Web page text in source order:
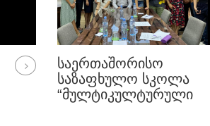
ᲡᲐᲔᲠᲗᲐᲨᲝᲠᲘᲡᲝ
ᲡᲐᲖᲐᲤᲮᲣᲚᲝ ᲡᲙᲝᲚᲐ
“ᲛᲣᲚᲢᲘᲙᲣᲚᲢᲣᲠᲣᲚᲘ